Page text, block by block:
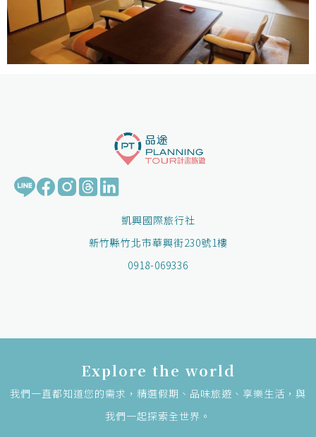
凱興國際旅行社
新竹縣竹北市華興街230號1樓
0918-069336
Explore the world
我們一直都知道您的需求，精選假期、品味旅遊、享樂生活，與
我們一起探索全世界。